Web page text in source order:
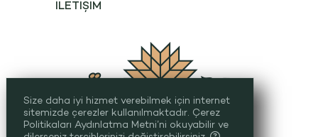
İLETİŞİM
Size daha iyi hizmet verebilmek için internet
sitemizde çerezler kullanılmaktadır. Çerez
Politikaları Aydınlatma Metni’ni okuyabilir ve